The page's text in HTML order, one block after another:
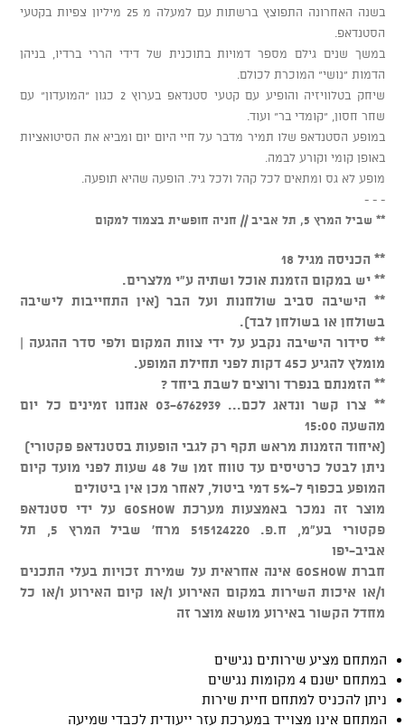
בשנה האחרונה התפוצץ ברשתות עם למעלה מ 25 מיליון צפיות בקטעי
הסטנדאפ.
במשך שנים גילם מספר דמויות בתוכנית של דידי הררי ברדיו, בניהן
הדמות "נושי" המוכרת לכולם.
שיחק בטלוויזיה והופיע עם קטעי סטנדאפ בערוץ 2 כגון "המועדון" עם
שחר חסון, "קומדי בר" ועוד.
במופע הסטנדאפ שלו תמיר מדבר על חיי היום יום ומביא את הסיטואציות
באופן קומי וקורע לבמה.
מופע לא גס ומתאים לכל קהל ולכל גיל. הופעה שהיא תופעה.
- - -
** שביל המרץ 5, תל אביב // חניה חופשית בצמוד למקום
** הכניסה מגיל 18
** יש במקום הזמנת אוכל ושתיה ע"י מלצרים.
** הישיבה סביב שולחנות ועל הבר (אין התחייבות לישיבה
בשולחן או בשולחן לבד).
** סידור הישיבה נקבע על ידי צוות המקום ולפי סדר ההגעה |
מומלץ להגיע כ45 דקות לפני תחילת המופע.
** הזמנתם בנפרד ורוצים לשבת ביחד ?
** צרו קשר ונדאג לכם... 03-6762939 אנחנו זמינים כל יום
מהשעה 15:00
(איחוד הזמנות מראש תקף רק לגבי הופעות בסטנדאפ פקטורי)
ניתן לבטל כרטיסים עד טווח זמן של 48 שעות לפני מועד קיום
המופע בכפוף ל-5% דמי ביטול, לאחר מכן אין ביטולים
מוצר זה נמכר באמצעות מערכת GOSHOW על ידי סטנדאפ
פקטורי בע"מ, ח.פ. 515124220 מרח' שביל המרץ 5, תל
אביב-יפו
חברת GOSHOW אינה אחראית על שמירת זכויות בעלי התכנים
ו/או איכות השירות במקום האירוע ו/או קיום האירוע ו/או כל
מחדל הקשור באירוע מושא מוצר זה
המתחם מציע שירותים נגישים
במתחם ישנם 4 מקומות נגישים
ניתן להכניס למתחם חיית שירות
המתחם אינו מצוייד במערכת עזר ייעודית לכבדי שמיעה